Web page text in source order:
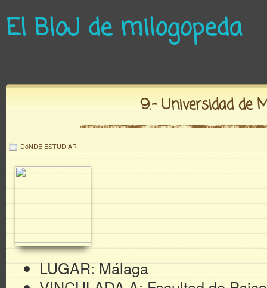
El BloJ de milogopeda
9.- Universidad de
DóNDE ESTUDIAR
LUGAR: Málaga